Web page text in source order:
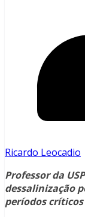
Ricardo Leocadio
Professor da
dessalinização
períodos críticos